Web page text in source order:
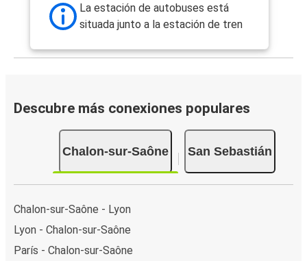
La estación de autobuses está
situada junto a la estación de tren
Descubre más conexiones populares
Chalon-sur-Saône San Sebastián
Chalon-sur-Saône - Lyon
Lyon - Chalon-sur-Saône
París - Chalon-sur-Saône